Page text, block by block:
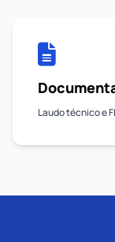
Laudo técnico e